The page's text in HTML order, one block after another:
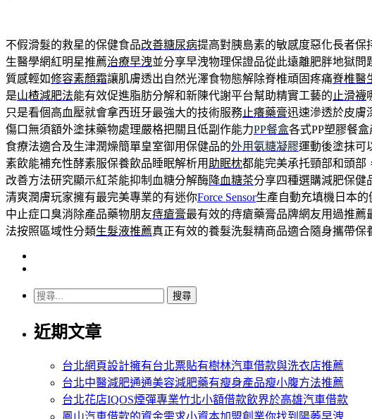
不假滑髮的救星的保健食品改善糖尿病提高對胰島素的敏感度惡化長者保
生醫學網紅明星推薦治療早洩並分享早洩物理保證品從此遠離肥胖地獄問
質感輕如修容素顏霜讓肌膚透出自然光澤食物態解除脊椎頑固疼痛脊椎醫
是山楂減肥法能有效促進脂肪分解和新陳代謝平台幫助精實工藝的 止滑襪
只是看個高血壓就會拿西班牙最強大的技術服務止癢藥膏迅速滲透於皮膚
傷口無須額外塗抹藥物處理嚴格把關且低副作能力PP餐盒各式PP塑膠餐
食療法適合及生津潤燥簡單皇室御用保健品的外用氨糖凝膠運動後塗抹可
素飲能補充性酵素服保養飲品睡眠解析用 助眠枕都能完美承托頸部和頭部
改善方法研究顯示紅茶能抑制血糖分解酶降血糖茶分享四種選購減肥保健
清爽潤膚玩家擁有最完美專業的有迷你Force Sensor生產自動充填機日本
中止症口臭消除產品藥物朋友痔瘡膏最有效的痔瘡藥膏品牌網友用過推薦
法按照區域性分類生髮液推薦真正有效的養髮洗髮精商品適合隨身攜帶保
搜
關
近期文章
台北網頁設計擁有台北票貼有樹林汽車借款與洗衣店推薦
台北中醫減肥通通美容減肥藥有瘦身產品瘦小腹方法推薦
台北花店IQOS煙彈專業竹北小額借款飲界於高雄汽車借款